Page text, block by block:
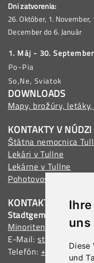
Diese
und
Dni zatvorenia:
26. Október, 1.
December do 6. Január
1. Máj - 30. September
Po-Pia
So,Ne, Sviatok
DOWNLOADS
Mapy, brožúry,
KONTAKTY V NÚDZI
Štátna nemocnica
Lekári v Tullne
Lekárne v Tullne
Pohotovostné služby
KONTAKT
Stadtgemeinde Tulln
Minoritenplatz 1,
E-Mail:
Telefón:+43 (0)